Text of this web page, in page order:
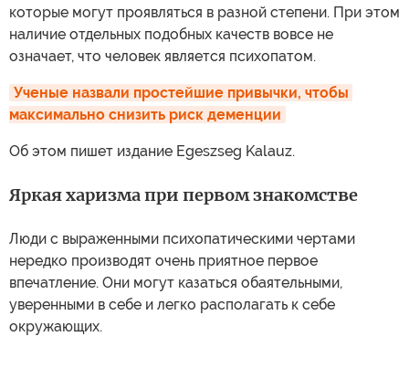
которые могут проявляться в разной степени. При этом
наличие отдельных подобных качеств вовсе не
означает, что человек является психопатом.
Ученые назвали простейшие привычки, чтобы
максимально снизить риск деменции
Об этом пишет издание Egeszseg Kalauz.
Яркая харизма при первом знакомстве
Люди с выраженными психопатическими чертами
нередко производят очень приятное первое
впечатление. Они могут казаться обаятельными,
уверенными в себе и легко располагать к себе
окружающих.